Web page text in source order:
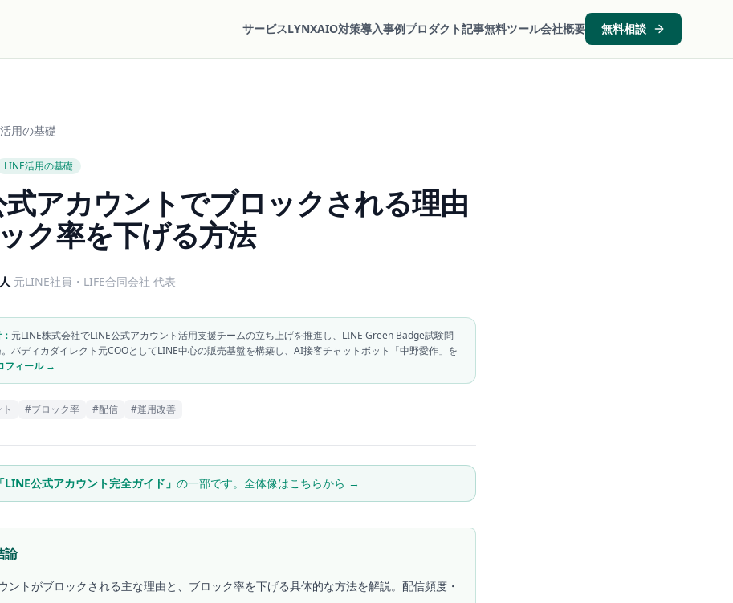
サービスLYNXAIO対策導入事例プロダクト記事無料ツール会社概要 無料相談
用の基礎
LINE活用の基礎
アカウントでブロックされる理由
ク率を下げる方法
元LINE社員・LIFE合同会社 代表
元LINE株式会社でLINE公式アカウント活用支援チームの立ち上げを推進し、LINE Green Badge試験問
バディカダイレクト元COOとしてLINE中心の販売基盤を構築し、AI接客チャットボット「中野愛作」を
フィール →
#ブロック率 #配信 #運用改善
「LINE公式アカウント完全ガイド」 の一部です。全体像はこちらから →
論
ントがブロックされる主な理由と、ブロック率を下げる具体的な方法を解説。配信頻度・